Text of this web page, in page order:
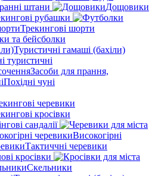
штани
Дощовики
рубашки
Трекингові шорти
та бейсболки
Туристичні гамаші (бахіли)
туристичні
Засоби для прання,
Похідні чуні
черевики
кросівки
сандалії
Високогірні
Тактиччні черевики
кросівки
Скельники